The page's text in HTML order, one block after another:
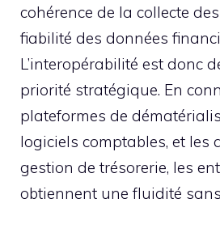
cohérence de la collecte
fiabilité des données
L’interopérabilité est donc
priorité stratégique. En
plateformes de
logiciels comptables, et les
gestion de trésorerie, les
obtiennent une fluidité